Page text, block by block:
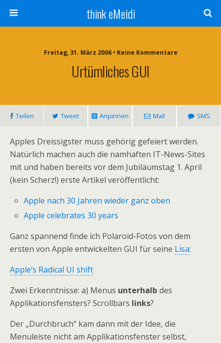
think eMeidi
Freitag, 31. März 2006 • Keine Kommentare
Urtümliches GUI
Teilen Tweet Anpinnen Mail SMS
Apples Dreissigster muss gehörig gefeiert werden.
Natürlich machen auch die namhaften IT-News-Sites
mit und haben bereits vor dem Jubiläumstag 1. April
(kein Scherz!) erste Artikel veröffentlicht:
Apple nach 30 Jahren wieder ganz oben
Apple celebrates 30 years
Ganz spannend finde ich Polaroid-Fotos von dem
ersten von Apple entwickelten GUI für seine Lisa:
Apple’s Radical UI shift
Zwei Erkenntnisse: a) Menus unterhalb des
Applikationsfensters? Scrollbars links?
Der „Durchbruch“ kam dann mit der Idee, die
Menuleiste nicht am Applikationsfenster selbst,